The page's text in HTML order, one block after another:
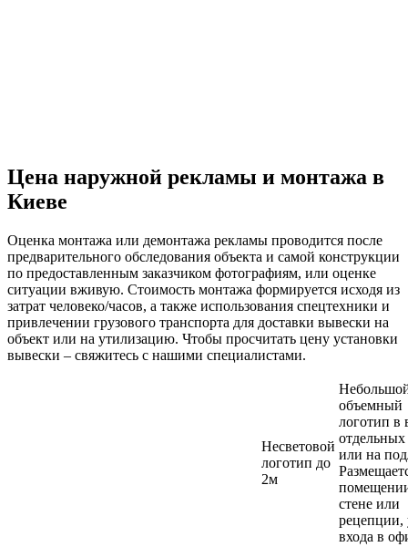
Цена наружной рекламы и монтажа в
Киеве
Оценка монтажа или демонтажа рекламы проводится после
предварительного обследования объекта и самой конструкции
по предоставленным заказчиком фотографиям, или оценке
ситуации вживую. Стоимость монтажа формируется исходя из
затрат человеко/часов, а также использования спецтехники и
привлечении грузового транспорта для доставки вывески на
объект или на утилизацию. Чтобы просчитать цену установки
вывески – свяжитесь с нашими специалистами.
Несветовой
логотип до
2м
объемный
логотип в
отдельных
или на
стене или
рецепции,
входа в